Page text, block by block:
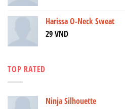
Harissa O-Neck Sweat
29VND
TOP RATED
Ninja Silhouette